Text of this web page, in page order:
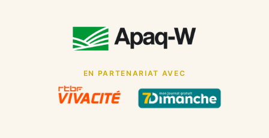
EN PARTENARIAT AVEC